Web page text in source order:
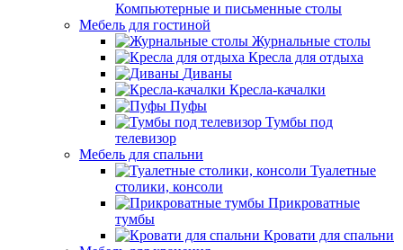
Компьютерные и письменные столы
Мебель для гостиной
Журнальные столы
Кресла для отдыха
Диваны
Кресла-качалки
Пуфы
Тумбы под
телевизор
Мебель для спальни
Туалетные
столики, консоли
Прикроватные
тумбы
Кровати для спальни